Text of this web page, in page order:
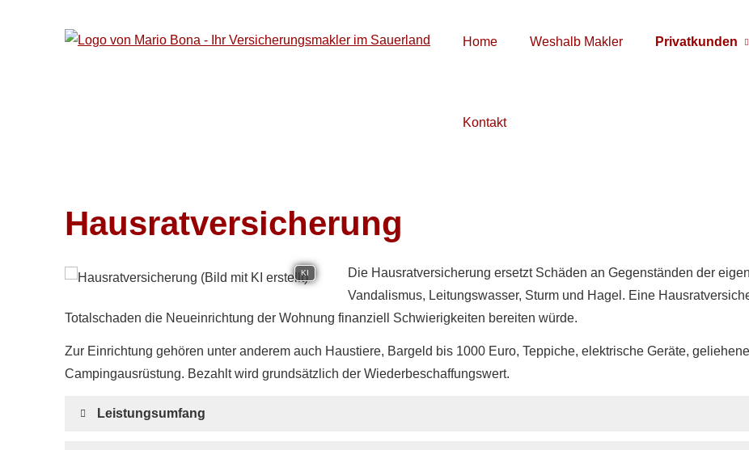
Home Weshalb Makler Privatkunden
Kontakt
Haus­rat­ver­si­che­rung
KI
Die Haus­rat­ver­si­che­rung ersetzt Schäden an Gegenständen der
Vandalismus, Leitungswasser, Sturm und Hagel. Eine
Totalschaden die Neueinrichtung der Wohnung finanziell Schwierigkeiten bereiten würde.
Zur Einrichtung gehören unter anderem auch Haustiere, Bargeld bis 1000 Euro, Teppiche, elektrische Geräte,
Campingausrüstung. Bezahlt wird grundsätzlich der Wiederbeschaffungswert.
Leistungsumfang